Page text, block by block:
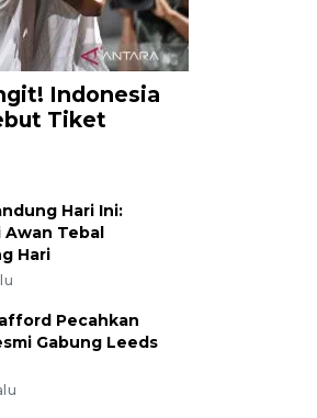
Indonesia
Tiket
Hari Ini:
Awan Tebal
Hari
Pecahkan
Gabung Leeds